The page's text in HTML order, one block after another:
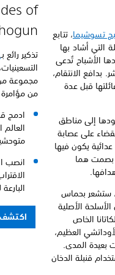
of
تذكير رائع بـ
مجموعة
من
ادمج
العالم
انصب
اكتشف
تسوشيما، تتابع
التي أشاد بها
الأشباح تُدعى
بدافع الانتقام،
قبل عدة
إلى مناطق
على عصابة
يكون فيها
بصمت هما
ستشعر بحماس
الأصلية
الخاص
العظيم،
بعيدة المدى.
قنبلة الدخان